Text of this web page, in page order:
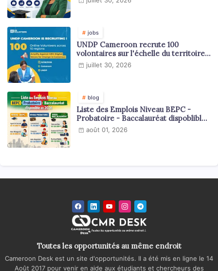
jobs
UNDP Cameroon recrute 100
volontaires sur l'échelle du territoire
national
juillet 30, 2026
blog
Liste des Emplois Niveau BEPC -
Probatoire - Baccalauréat dispoblible
en 2026
août 01, 2026
Toutes les opportunités au même endroit
Cameroon Desk est un site d'opportunités. Il a été mis en ligne le 14
Août 2017 pour venir en aide aux étudiants et chercheurs des